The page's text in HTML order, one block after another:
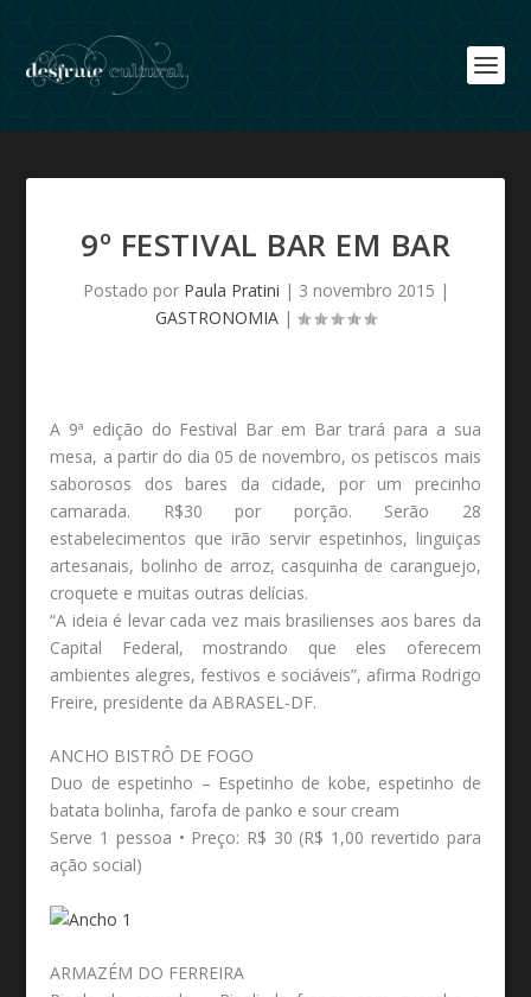
9º FESTIVAL BAR EM BAR
Postado por Paula Pratini | 3 novembro 2015 |
GASTRONOMIA |
A 9ª edição do Festival Bar em Bar trará para a sua
mesa, a partir do dia 05 de novembro, os petiscos mais
saborosos dos bares da cidade, por um precinho
camarada. R$30 por porção. Serão 28
estabelecimentos que irão servir espetinhos, linguiças
artesanais, bolinho de arroz, casquinha de caranguejo,
croquete e muitas outras delícias.
“A ideia é levar cada vez mais brasilienses aos bares da
Capital Federal, mostrando que eles oferecem
ambientes alegres, festivos e sociáveis”, afirma Rodrigo
Freire, presidente da ABRASEL-DF.
ANCHO BISTRÔ DE FOGO
Duo de espetinho – Espetinho de kobe, espetinho de
batata bolinha, farofa de panko e sour cream
Serve 1 pessoa • Preço: R$ 30 (R$ 1,00 revertido para
ação social)
ARMAZÉM DO FERREIRA